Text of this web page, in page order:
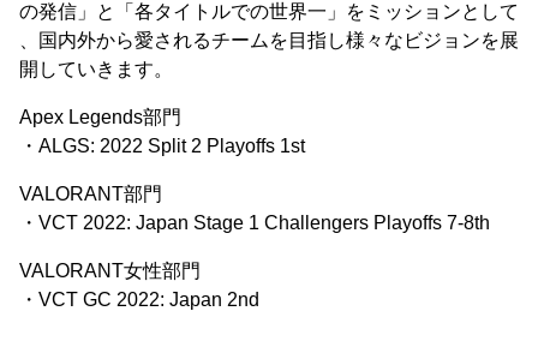
の発信」と「各タイトルでの世界一」をミッションとして
、国内外から愛されるチームを目指し様々なビジョンを展
開していきます。
Apex Legends部門
・ALGS: 2022 Split 2 Playoffs 1st
VALORANT部門
・VCT 2022: Japan Stage 1 Challengers Playoffs 7-8th
VALORANT女性部門
・VCT GC 2022: Japan 2nd